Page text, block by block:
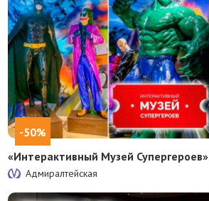
-50%
«Интерактивный Музей Супергероев»
Адмиралтейская